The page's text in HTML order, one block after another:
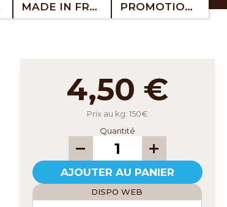
MADE IN FRANCE PROMOTIONS
4,50 €
Prix au kg: 150€
Quantité
AJOUTER AU PANIER
DISPO WEB